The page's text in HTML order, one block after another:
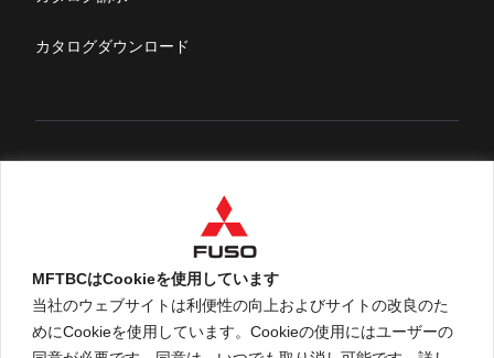
MFTBCはCookieを使用しています
当社のウェブサイトは利便性の向上およびサイトの改良のた
めにCookieを使用しています。Cookieの使用にはユーザーの
FUSOマガジン
カタログダウンロード
An ARCHION Group Company